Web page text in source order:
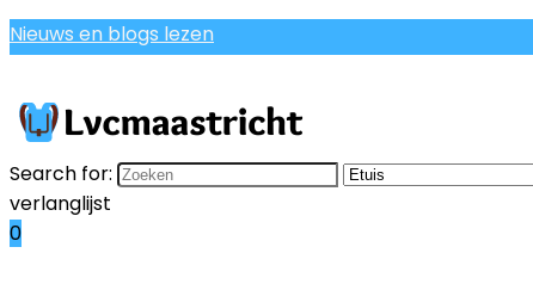
Nieuws en blogs lezen
Search for:
verlanglijst
0